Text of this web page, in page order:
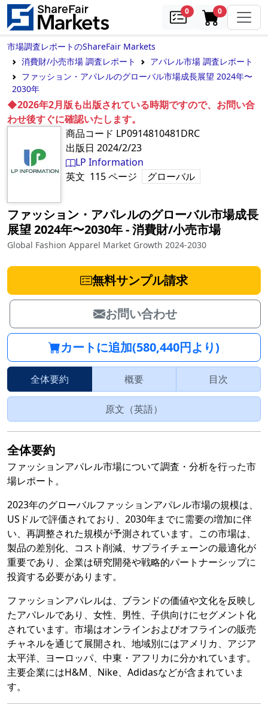
0samples0in cart
市場調査レポートのShareFair Markets
消費財/小売市場 調査レポート
アパレル市場 調査レポート
ファッション・アパレルのグローバル市場成長展望 2024年〜
2030年
◆2026年2月版も出版されている時期ですので、お問い合
わせ後すぐに確認いたします。
商品コード LP0914810481DRC
出版日 2024/2/23
LP Information
英文 115ページ グローバル
ファッション・アパレルのグローバル市場成長
展望 2024年〜2030年‐消費財/小売市場
Global Fashion Apparel Market Growth 2024-2030
無料サンプル請求
お問い合わせ
カートに追加(580,440円より)
全体要約 概要 目次
原文（英語）
全体要約
ファッションアパレル市場について調査・分析を行った市
場レポート。
2023年のグローバルファッションアパレル市場の規模は、
USドルで評価されており、2030年までに需要の増加に伴
い、再調整された規模が予測されています。この市場は、
製品の差別化、コスト削減、サプライチェーンの最適化が
重要であり、企業は研究開発や戦略的パートナーシップに
投資する必要があります。
ファッションアパレルは、ブランドの価値や文化を反映し
たアパレルであり、女性、男性、子供向けにセグメント化
されています。市場はオンラインおよびオフラインの販売
チャネルを通じて展開され、地域別にはアメリカ、アジア
太平洋、ヨーロッパ、中東・アフリカに分かれています。
主要企業にはH&M、Nike、Adidasなどが含まれていま
す。